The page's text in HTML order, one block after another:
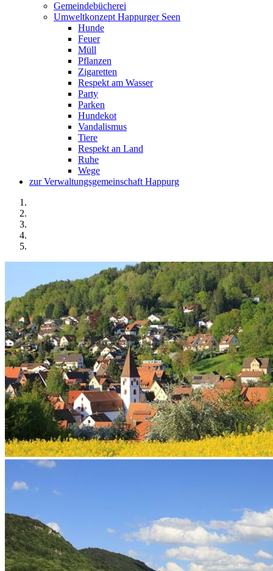
Gemeindebücherei
Umweltkonzept Happurger Seen
Hunde
Feuer
Müll
Pflanzen
Zigaretten
Respekt am Wasser
Party
Parken
Hundekot
Vandalismus
Tiere
Respekt an Land
Ruhe
Wege
zur Verwaltungsgemeinschaft Happurg